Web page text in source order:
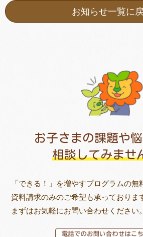
お知らせ一覧に
お子さまの課題や
相談してみませ
「できる！」を増やすプログラムの無
資料請求のみのご希望も承っておりま
まずはお気軽にお問い合わせください。